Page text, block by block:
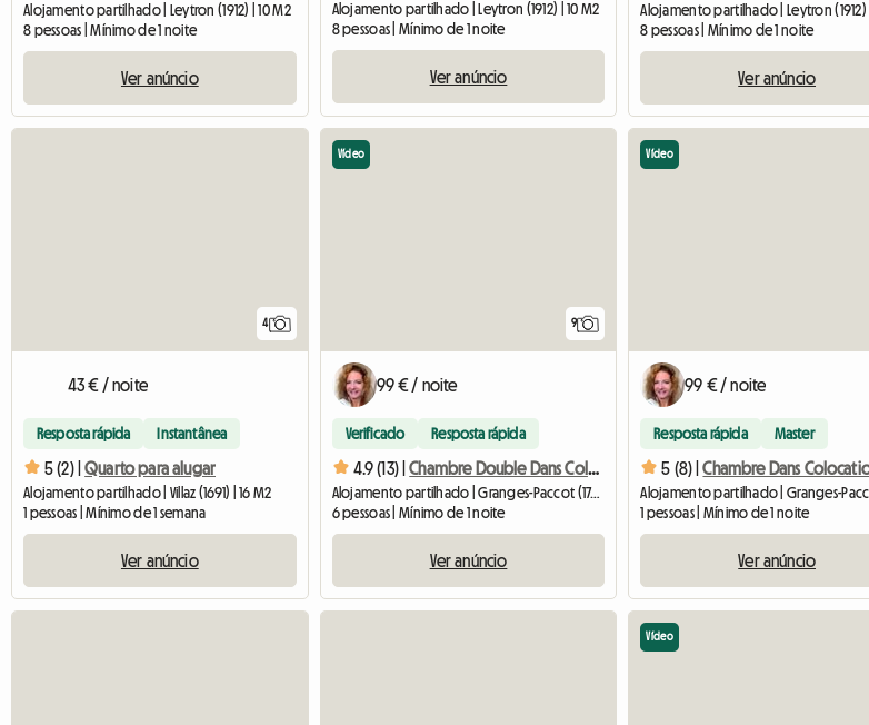
Alojamento partilhado | Leytron (1912) | 10 M2
8 pessoas | Mínimo de 1 noite
Ver anúncio
Alojamento partilhado | Leytron (1912) | 10 M2
8 pessoas | Mínimo de 1 noite
Ver anúncio
Alojamento partilhado | Leytron (1912)
8 pessoas | Mínimo de 1 noite
Ver anúncio
4
43 € / noite
Resposta rápida Instantânea
5 (2) | Quarto para alugar
Alojamento partilhado | Villaz (1691) | 16 M2
1 pessoas | Mínimo de 1 semana
Ver anúncio
9
Vídeo
99 € / noite
Verificado Resposta rápida
4.9 (13) | Chambre Double Dans Colocation
Alojamento partilhado | Granges-Paccot (1763) | 134 M2
6 pessoas | Mínimo de 1 noite
Ver anúncio
Vídeo
99 € / noite
Resposta rápida Master
5 (8) | Chambre Dans
1 pessoas | Mínimo de 1 noite
Ver anúncio
Vídeo